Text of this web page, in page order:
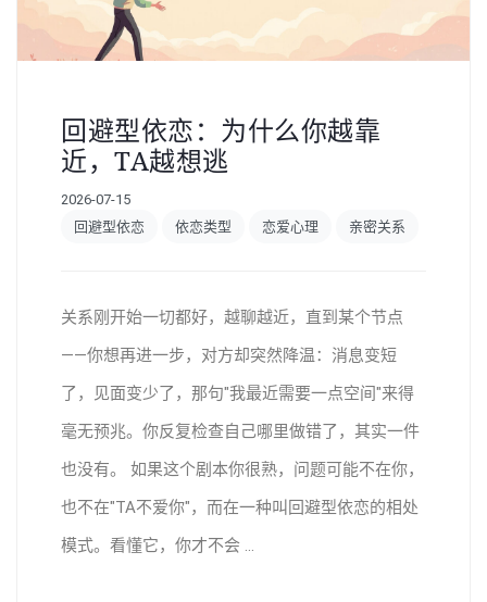
回避型依恋：为什么你越靠
近，TA越想逃
2026-07-15
回避型依恋
依恋类型 恋爱心理 亲密关系
关系刚开始一切都好，越聊越近，直到某个节点
——你想再进一步，对方却突然降温：消息变短
了，见面变少了，那句"我最近需要一点空间"来得
毫无预兆。你反复检查自己哪里做错了，其实一件
也没有。 如果这个剧本你很熟，问题可能不在你，
也不在"TA不爱你"，而在一种叫回避型依恋的相处
模式。看懂它，你才不会 ...